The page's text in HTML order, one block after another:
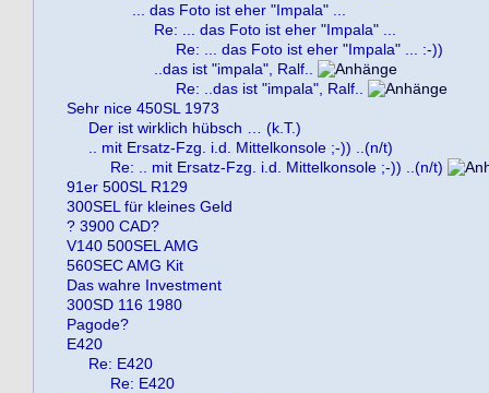
... das Foto ist eher "Impala" ...
Re: ... das Foto ist eher "Impala" ...
Re: ... das Foto ist eher "Impala" ... :-))
..das ist "impala", Ralf..
Re: ..das ist "impala", Ralf..
Sehr nice 450SL 1973
Der ist wirklich hübsch … (k.T.)
.. mit Ersatz-Fzg. i.d. Mittelkonsole ;-)) ..(n/t)
Re: .. mit Ersatz-Fzg. i.d. Mittelkonsole ;-)) ..(n/t)
91er 500SL R129
300SEL für kleines Geld
? 3900 CAD?
V140 500SEL AMG
560SEC AMG Kit
Das wahre Investment
300SD 116 1980
Pagode?
E420
Re: E420
Re: E420